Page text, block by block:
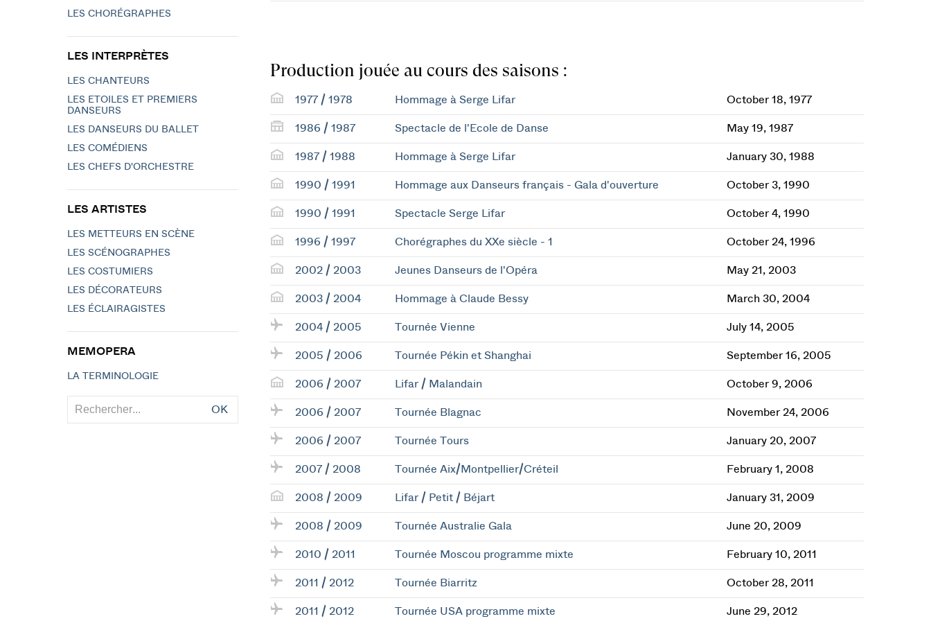
Production jouée au cours des saisons :
1977 / 1978 Hommage à Serge Lifar October 18, 1977
1986 / 1987 Spectacle de l'Ecole de Danse May 19, 1987
1987 / 1988 Hommage à Serge Lifar January 30, 1988
1990 / 1991 Hommage aux Danseurs français - Gala d'ouverture October 3, 1990
1990 / 1991 Spectacle Serge Lifar October 4, 1990
1996 / 1997 Chorégraphes du XXe siècle - 1 October 24, 1996
2002 / 2003 Jeunes Danseurs de l'Opéra May 21, 2003
2003 / 2004 Hommage à Claude Bessy March 30, 2004
2004 / 2005 Tournée Vienne July 14, 2005
2005 / 2006 Tournée Pékin et Shanghai September 16, 2005
2006 / 2007 Lifar / Malandain October 9, 2006
2006 / 2007 Tournée Blagnac November 24, 2006
2006 / 2007 Tournée Tours January 20, 2007
2007 / 2008 Tournée Aix/Montpellier/Créteil February 1, 2008
2008 / 2009 Lifar / Petit / Béjart January 31, 2009
2008 / 2009 Tournée Australie Gala June 20, 2009
2010 / 2011 Tournée Moscou programme mixte February 10, 2011
2011 / 2012 Tournée Biarritz October 28, 2011
2011 / 2012 Tournée USA programme mixte June 29, 2012
LES CHORÉGRAPHES
LES INTERPRÈTES
LES CHANTEURS
LES ETOILES ET PREMIERS
DANSEURS
LES DANSEURS DU BALLET
LES COMÉDIENS
LES CHEFS D'ORCHESTRE
LES ARTISTES
LES METTEURS EN SCÈNE
LES SCÉNOGRAPHES
LES COSTUMIERS
LES DÉCORATEURS
LES ÉCLAIRAGISTES
MEMOPERA
LA TERMINOLOGIE
OK